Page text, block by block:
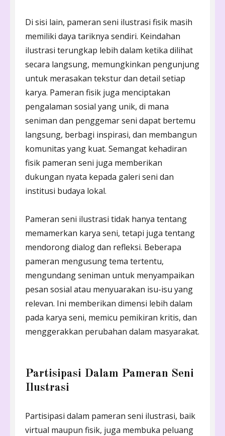
Di sisi lain, pameran seni ilustrasi fisik masih
memiliki daya tariknya sendiri. Keindahan
ilustrasi terungkap lebih dalam ketika dilihat
secara langsung, memungkinkan pengunjung
untuk merasakan tekstur dan detail setiap
karya. Pameran fisik juga menciptakan
pengalaman sosial yang unik, di mana
seniman dan penggemar seni dapat bertemu
langsung, berbagi inspirasi, dan membangun
komunitas yang kuat. Semangat kehadiran
fisik pameran seni juga memberikan
dukungan nyata kepada galeri seni dan
institusi budaya lokal.
Pameran seni ilustrasi tidak hanya tentang
memamerkan karya seni, tetapi juga tentang
mendorong dialog dan refleksi. Beberapa
pameran mengusung tema tertentu,
mengundang seniman untuk menyampaikan
pesan sosial atau menyuarakan isu-isu yang
relevan. Ini memberikan dimensi lebih dalam
pada karya seni, memicu pemikiran kritis, dan
menggerakkan perubahan dalam masyarakat.
Partisipasi Dalam Pameran Seni
Ilustrasi
Partisipasi dalam pameran seni ilustrasi, baik
virtual maupun fisik, juga membuka peluang